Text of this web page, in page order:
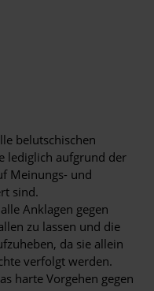
belutschischen
lediglich aufgrund der
Meinungs- und
sind.
Anklagen gegen
zu lassen und die
da sie allein
verfolgt werden.
harte Vorgehen gegen